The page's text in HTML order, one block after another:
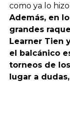
como ya lo
Además, en
grandes
Learner Tien
el balcánico
torneos de
lugar a